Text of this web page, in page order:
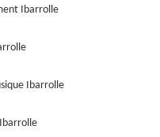
Ibarrolle
Ibarrolle